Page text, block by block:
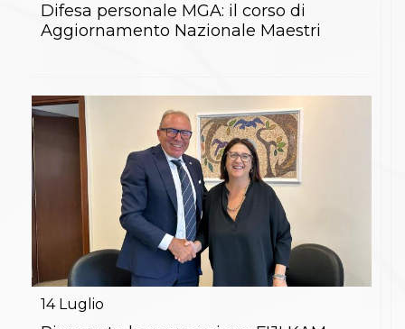
Difesa personale MGA: il corso di
Aggiornamento Nazionale Maestri
14 Luglio